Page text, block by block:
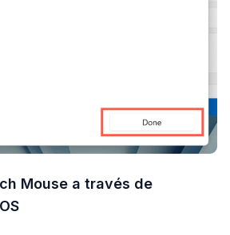
Mouse a través de